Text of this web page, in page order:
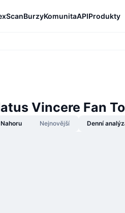
BurzyKomunitaAPIProdukty
Vincere Fan
Nahoru Nejnovější Denní